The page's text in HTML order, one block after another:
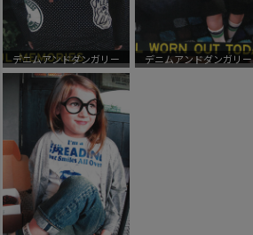
デニムアンドダンガリー デニムアンドダンガリー